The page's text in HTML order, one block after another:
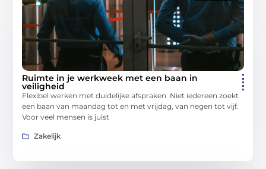
Ruimte in je werkweek met een baan in
veiligheid
Flexibel werken met duidelijke afspraken Niet iedereen zoekt
een baan van maandag tot en met vrijdag, van negen tot vijf.
Voor veel mensen is juist
Zakelijk